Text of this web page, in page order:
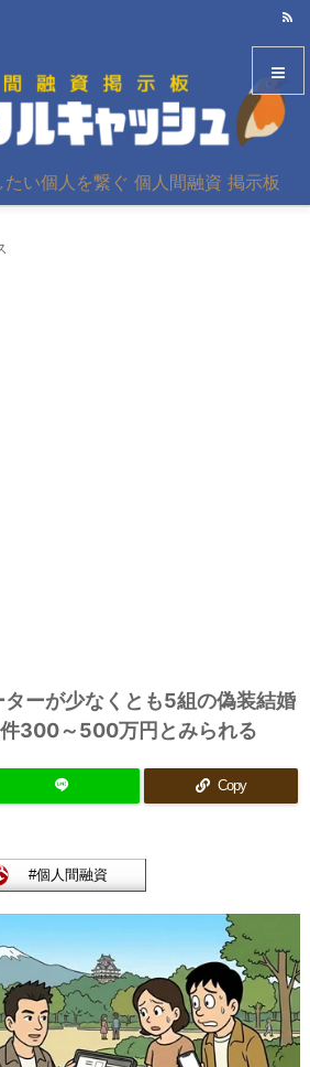
い個人を繋ぐ 個人間融資 掲示板
ーが少なくとも5組の偽装結婚
件300～500万円とみられる
Copy